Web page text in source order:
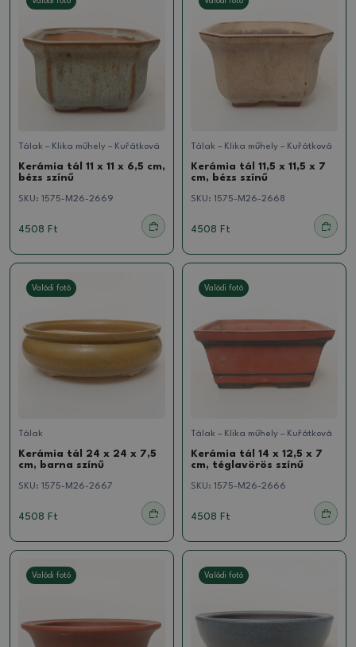
Tálak – Klika műhely – Kuřátková
Kerámia tál 11 x 11 x 6,5 cm,
bézs színű
SKU: 1575-M26-2669
4508 Ft
Tálak – Klika műhely – Kuřátková
Kerámia tál 11,5 x 11,5 x 7
cm, bézs színű
SKU: 1575-M26-2668
4508 Ft
Valódi fotó
Tálak
Kerámia tál 24 x 24 x 7,5
cm, barna színű
SKU: 1575-M26-2667
4508 Ft
Valódi fotó
Tálak – Klika műhely – Kuřátková
Kerámia tál 14 x 12,5 x 7
cm, téglavörös színű
SKU: 1575-M26-2666
4508 Ft
Valódi fotó Valódi fotó